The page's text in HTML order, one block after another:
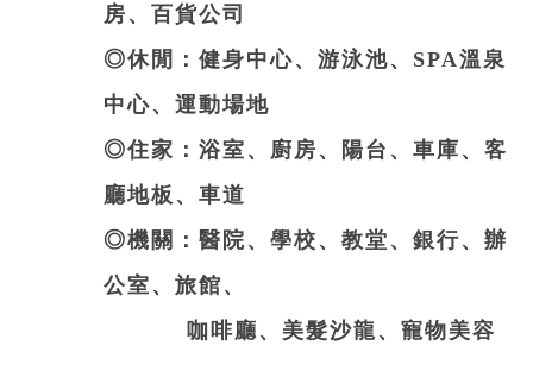
房、百貨公司
◎休閒：健身中心、游泳池、SPA溫泉
中心、運動場地
◎住家：浴室、廚房、陽台、車庫、客
廳地板、車道
◎機關：醫院、學校、教堂、銀行、辦
公室、旅館、
咖啡廳、美髮沙龍、寵物美容